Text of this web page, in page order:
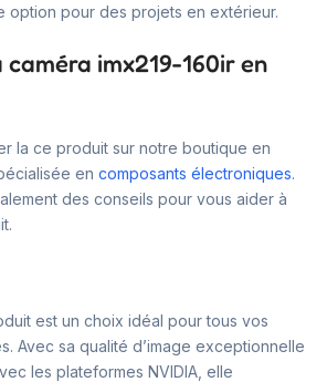
option pour des projets en extérieur.
imx219-160ir en
la ce produit sur notre boutique en
en composants électroniques.
des conseils pour vous aider à
est un choix idéal pour tous vos
Avec sa qualité d’image exceptionnelle
les plateformes NVIDIA, elle